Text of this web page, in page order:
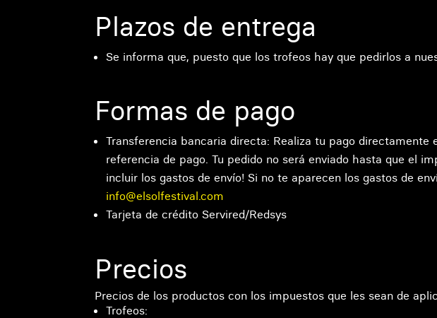
Plazos de entrega
Se informa que, puesto que los trofeos hay que pedirlos a
Formas de pago
Transferencia bancaria directa: Realiza tu pago
referencia de pago. Tu pedido no será enviado hasta que el
incluir los gastos de envío! Si no te aparecen los gastos de
info@elsolfestival.com
Tarjeta de crédito Servired/Redsys
Precios
Precios de los productos con los impuestos que les sean de
Trofeos: